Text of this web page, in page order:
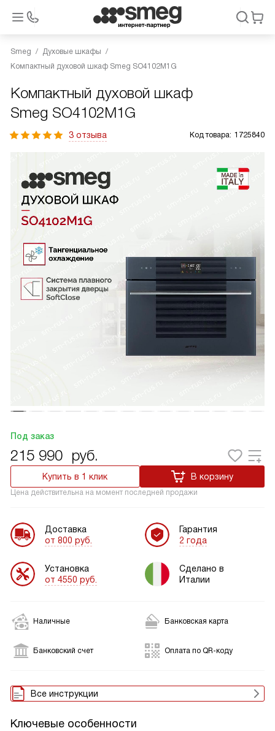
Smeg
Духовые шкафы
Компактный духовой шкаф Smeg SO4102M1G
Компактный духовой шкаф
Smeg SO4102M1G
3 отзыва Код товара: 1725840
Под заказ
215 990 руб.
Купить в 1 клик В корзину
Цена действительна на момент последней продажи
Доставка
от 800 руб.
Установка
от 4550 руб.
Гарантия
2 года
Сделано в
Италии
Наличные Банковская карта
Банковский счет Оплата по QR-коду
Все инструкции
Ключевые особенности